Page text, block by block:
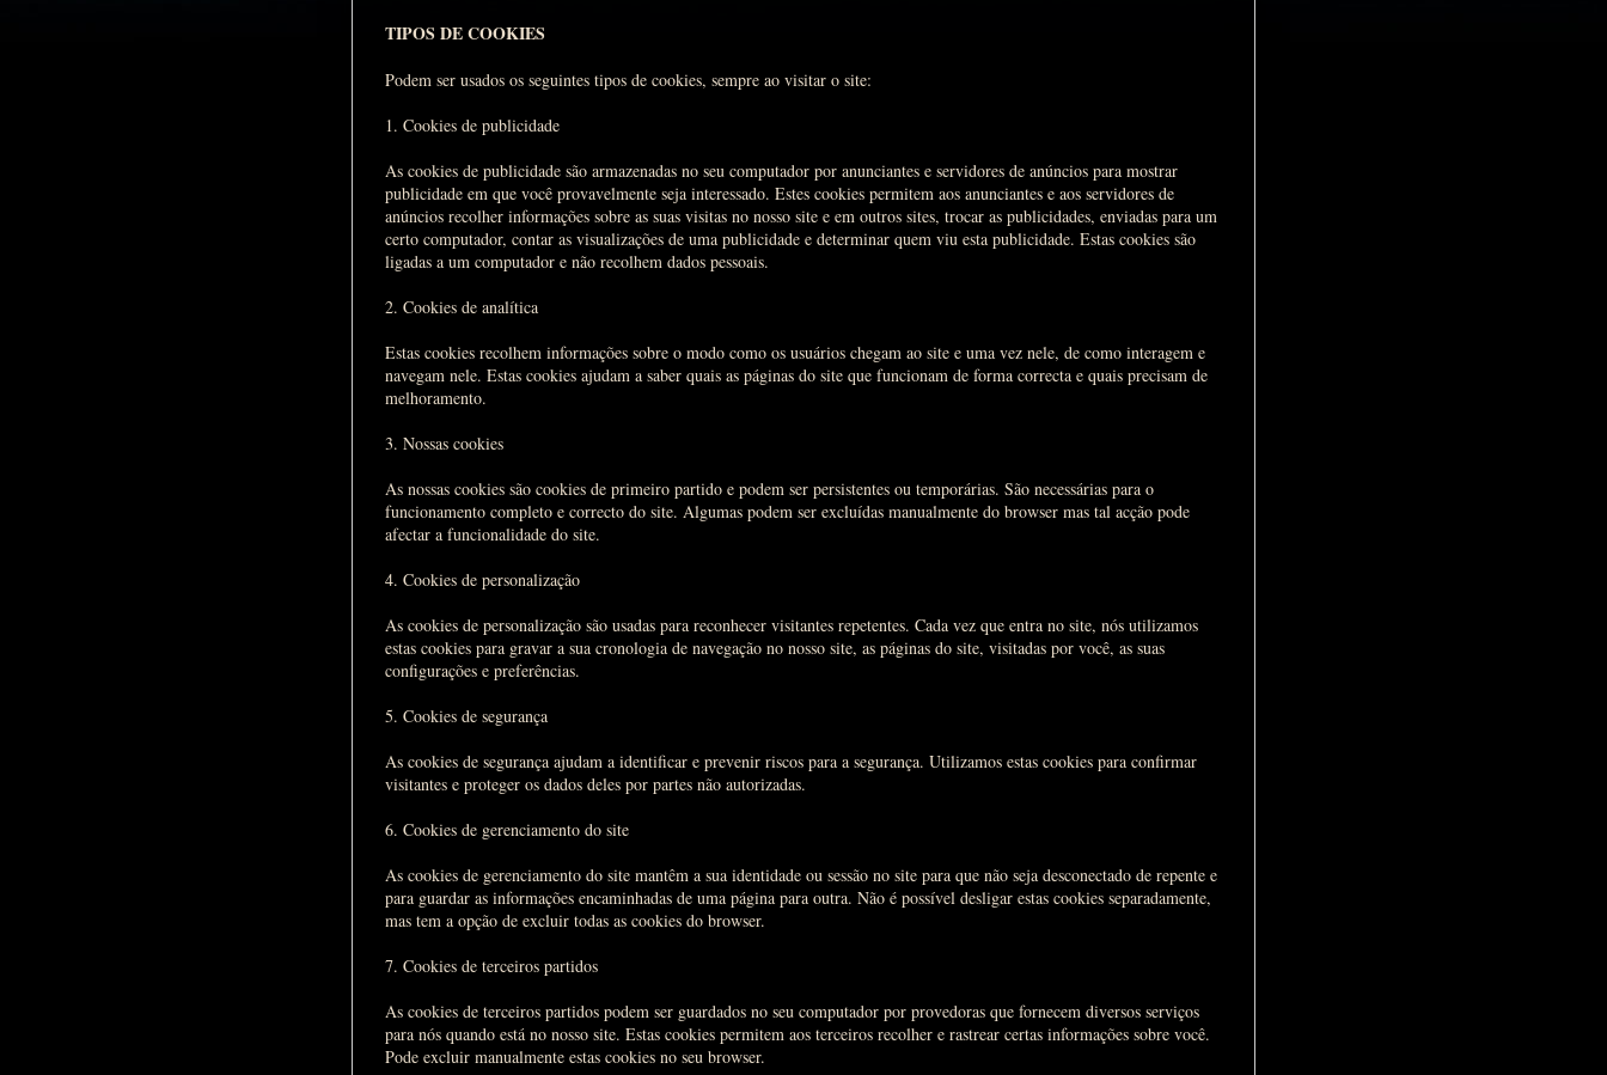
TIPOS DE COOKIES
Podem ser usados os seguintes tipos de cookies, sempre ao visitar o site:
1. Cookies de publicidade
As cookies de publicidade são armazenadas no seu computador por anunciantes e servidores de anúncios para mostrar
publicidade em que você provavelmente seja interessado. Estes cookies permitem aos anunciantes e aos servidores de
anúncios recolher informações sobre as suas visitas no nosso site e em outros sites, trocar as publicidades, enviadas para um
certo computador, contar as visualizações de uma publicidade e determinar quem viu esta publicidade. Estas cookies são
ligadas a um computador e não recolhem dados pessoais.
2. Cookies de analítica
Estas cookies recolhem informações sobre o modo como os usuários chegam ao site e uma vez nele, de como interagem e
navegam nele. Estas cookies ajudam a saber quais as páginas do site que funcionam de forma correcta e quais precisam de
melhoramento.
3. Nossas cookies
As nossas cookies são cookies de primeiro partido e podem ser persistentes ou temporárias. São necessárias para o
funcionamento completo e correcto do site. Algumas podem ser excluídas manualmente do browser mas tal acção pode
afectar a funcionalidade do site.
4. Cookies de personalização
As cookies de personalização são usadas para reconhecer visitantes repetentes. Cada vez que entra no site, nós utilizamos
estas cookies para gravar a sua cronologia de navegação no nosso site, as páginas do site, visitadas por você, as suas
configurações e preferências.
5. Cookies de segurança
As cookies de segurança ajudam a identificar e prevenir riscos para a segurança. Utilizamos estas cookies para confirmar
visitantes e proteger os dados deles por partes não autorizadas.
6. Cookies de gerenciamento do site
As cookies de gerenciamento do site mantêm a sua identidade ou sessão no site para que não seja desconectado de repente e
para guardar as informações encaminhadas de uma página para outra. Não é possível desligar estas cookies separadamente,
mas tem a opção de excluir todas as cookies do browser.
7. Cookies de terceiros partidos
As cookies de terceiros partidos podem ser guardados no seu computador por provedoras que fornecem diversos serviços
para nós quando está no nosso site. Estas cookies permitem aos terceiros recolher e rastrear certas informações sobre você.
Pode excluir manualmente estas cookies no seu browser.